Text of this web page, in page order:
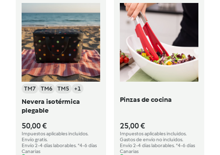
TM7 TM6 TM5 +1
Nevera isotérmica
plegable
50,00 €
Impuestos aplicables incluidos.
Envío gratis.
Envío 2-4 días laborables. *4-6 días
Canarias
Pinzas de cocina
25,00 €
Impuestos aplicables incluidos.
Gastos de envío no incluidos.
Envío 2-4 días laborables. *4-6 días
Canarias